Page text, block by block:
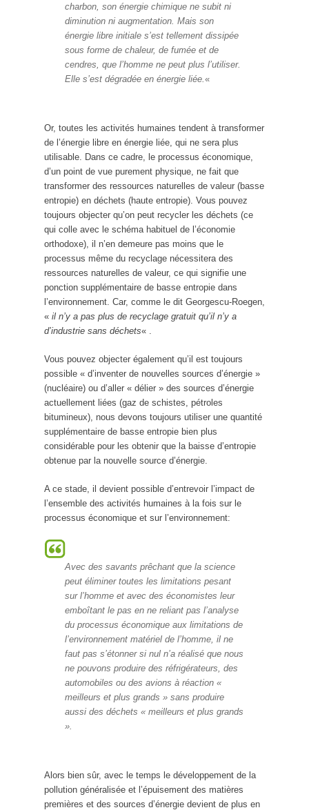
charbon, son énergie chimique ne subit ni
diminution ni augmentation. Mais son
énergie libre initiale s’est tellement dissipée
sous forme de chaleur, de fumée et de
cendres, que l’homme ne peut plus l’utiliser.
Elle s’est dégradée en énergie liée.«
Or, toutes les activités humaines tendent à transformer
de l’énergie libre en énergie liée, qui ne sera plus
utilisable. Dans ce cadre, le processus économique,
d’un point de vue purement physique, ne fait que
transformer des ressources naturelles de valeur (basse
entropie) en déchets (haute entropie). Vous pouvez
toujours objecter qu’on peut recycler les déchets (ce
qui colle avec le schéma habituel de l’économie
orthodoxe), il n’en demeure pas moins que le
processus même du recyclage nécessitera des
ressources naturelles de valeur, ce qui signifie une
ponction supplémentaire de basse entropie dans
l’environnement. Car, comme le dit Georgescu-Roegen,
« il n’y a pas plus de recyclage gratuit qu’il n’y a
d’industrie sans déchets« .
Vous pouvez objecter également qu’il est toujours
possible « d’inventer de nouvelles sources d’énergie »
(nucléaire) ou d’aller « délier » des sources d’énergie
actuellement liées (gaz de schistes, pétroles
bitumineux), nous devons toujours utiliser une quantité
supplémentaire de basse entropie bien plus
considérable pour les obtenir que la baisse d’entropie
obtenue par la nouvelle source d’énergie.
A ce stade, il devient possible d’entrevoir l’impact de
l’ensemble des activités humaines à la fois sur le
processus économique et sur l’environnement:
Avec des savants prêchant que la science
peut éliminer toutes les limitations pesant
sur l’homme et avec des économistes leur
emboîtant le pas en ne reliant pas l’analyse
du processus économique aux limitations de
l’environnement matériel de l’homme, il ne
faut pas s’étonner si nul n’a réalisé que nous
ne pouvons produire des réfrigérateurs, des
automobiles ou des avions à réaction «
meilleurs et plus grands » sans produire
aussi des déchets « meilleurs et plus grands
».
Alors bien sûr, avec le temps le développement de la
pollution généralisée et l’épuisement des matières
premières et des sources d’énergie devient de plus en